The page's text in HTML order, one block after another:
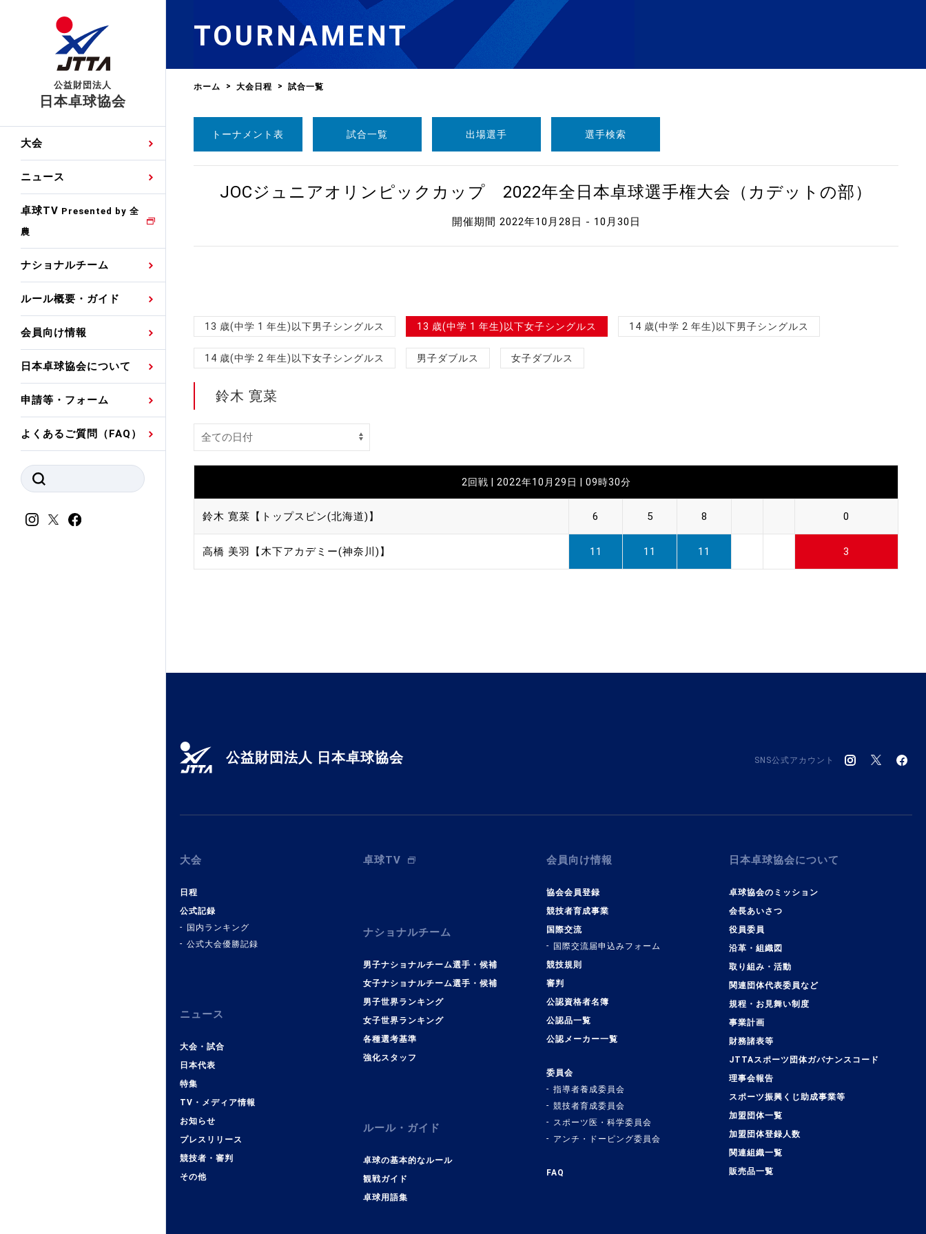
公益財団法人
日本卓球協会
大会
公式大会優勝記録
ニュース
大会・試合
TV・メディア情報
競技者(パスウェイ)・審判
その他
卓球TV Presented by 全
農
ナショナルチーム
男子ナショナルチーム選
女子ナショナルチーム選
強化スタッフ
ルール概要・ガイド
卓球の基本的なルール
卓球用語集
会員向け情報
協会会員登録
審判
公認品一覧
公認メーカー一覧
委員会
指導者養成委員会
スポーツ医・科学委員会
アンチ・ドーピング委員
会
日本卓球協会について
卓球協会のミッション
沿革・組織図
規程・お見舞い制度
ハンドブックデータ
事業計画・事業報告
関連組織一覧
申請等・フォーム
国際交流届申込みフォーム
競技ウエアチーム名申請
審判員ネームプレート制作
申込
よくあるご質問（FAQ）
TOURNAMENT
ホーム 大会日程 試合一覧
トーナメント表 試合一覧 出場選手 選手検索
JOCジュニアオリンピックカップ 2022年全日本卓球選手権大会（カデットの部）
開催期間 2022年10月28日 - 10月30日
13 歳(中学 1 年生)以下男子シングルス 13 歳(中学 1 年生)以下女子シングルス 14 歳(中学 2 年生)以下男子シングルス
14 歳(中学 2 年生)以下女子シングルス 男子ダブルス 女子ダブルス
鈴木 寛菜
2回戦 | 2022年10月29日 | 09時30分
鈴木 寛菜【トップスピン(北海道)】 6 5 8 0
高橋 美羽【木下アカデミー(神奈川)】 11 11 11 3
公益財団法人 日本卓球協会 SNS公式アカウント
大会
日程
公式記録
国内ランキング
公式大会優勝記録
ニュース
大会・試合
日本代表
特集
TV・メディア情報
お知らせ
プレスリリース
競技者・審判
その他
卓球TV
ナショナルチーム
男子ナショナルチーム選手・候補
女子ナショナルチーム選手・候補
男子世界ランキング
女子世界ランキング
各種選考基準
強化スタッフ
ルール・ガイド
卓球の基本的なルール
観戦ガイド
卓球用語集
会員向け情報
協会会員登録
競技者育成事業
国際交流
国際交流届申込みフォーム
競技規則
審判
公認資格者名簿
公認品一覧
公認メーカー一覧
委員会
指導者養成委員会
競技者育成委員会
スポーツ医・科学委員会
アンチ・ドーピング委員会
FAQ
日本卓球協会について
卓球協会のミッション
会長あいさつ
役員委員
沿革・組織図
取り組み・活動
関連団体代表委員など
規程・お見舞い制度
事業計画
財務諸表等
JTTAスポーツ団体ガバナンスコード
理事会報告
スポーツ振興くじ助成事業等
加盟団体一覧
加盟団体登録人数
関連組織一覧
販売品一覧